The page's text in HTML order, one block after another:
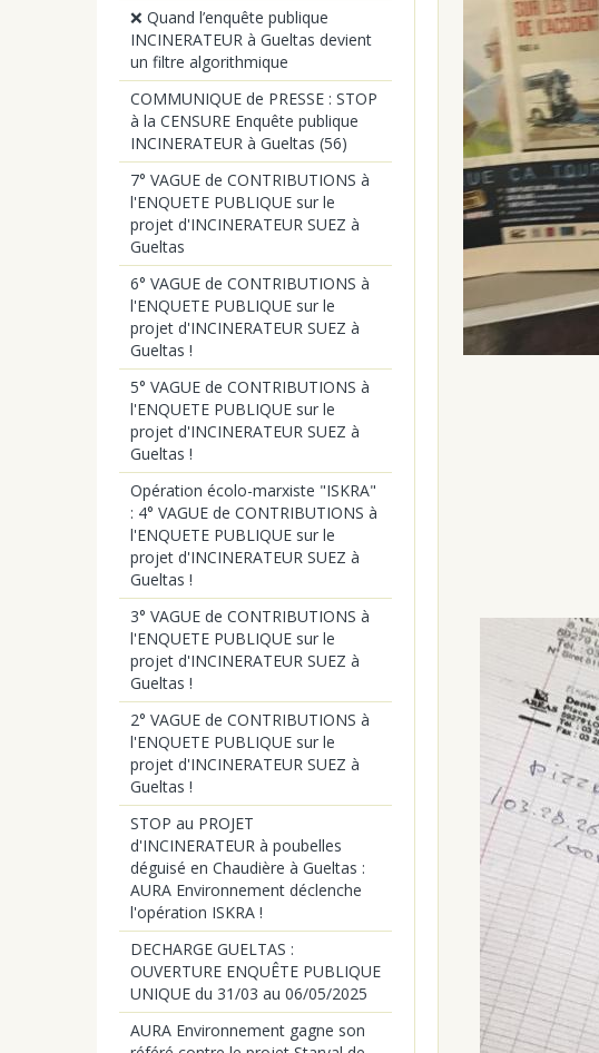
❌ Quand l’enquête publique
INCINERATEUR à Gueltas devient
un filtre algorithmique
COMMUNIQUE de PRESSE : STOP
à la CENSURE Enquête publique
INCINERATEUR à Gueltas (56)
7° VAGUE de CONTRIBUTIONS à
l'ENQUETE PUBLIQUE sur le
projet d'INCINERATEUR SUEZ à
Gueltas
6° VAGUE de CONTRIBUTIONS à
l'ENQUETE PUBLIQUE sur le
projet d'INCINERATEUR SUEZ à
Gueltas !
5° VAGUE de CONTRIBUTIONS à
l'ENQUETE PUBLIQUE sur le
projet d'INCINERATEUR SUEZ à
Gueltas !
Opération écolo-marxiste "ISKRA"
: 4° VAGUE de CONTRIBUTIONS à
l'ENQUETE PUBLIQUE sur le
projet d'INCINERATEUR SUEZ à
Gueltas !
3° VAGUE de CONTRIBUTIONS à
l'ENQUETE PUBLIQUE sur le
projet d'INCINERATEUR SUEZ à
Gueltas !
2° VAGUE de CONTRIBUTIONS à
l'ENQUETE PUBLIQUE sur le
projet d'INCINERATEUR SUEZ à
Gueltas !
STOP au PROJET
d'INCINERATEUR à poubelles
déguisé en Chaudière à Gueltas :
AURA Environnement déclenche
l'opération ISKRA !
DECHARGE GUELTAS :
OUVERTURE ENQUÊTE PUBLIQUE
UNIQUE du 31/03 au 06/05/2025
AURA Environnement gagne son